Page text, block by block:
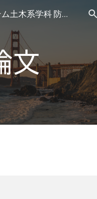
Skip to navigation
鳥取大学工学部 社会システム土木系学科 防災計画研究室
文